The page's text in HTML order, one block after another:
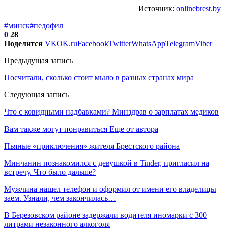
Источник: onlinebrest.by
#минск#педофил
0 28
Поделится VKOK.ruFacebookTwitterWhatsAppTelegramViber
Предыдущая запись
Посчитали, сколько стоит мыло в разных странах мира
Следующая запись
Что с ковидными надбавками? Минздрав о зарплатах медиков
Вам также могут понравиться Еще от автора
Пьяные «приключения» жителя Брестского района
Минчанин познакомился с девушкой в Tinder, пригласил на
встречу. Что было дальше?
Мужчина нашел телефон и оформил от имени его владелицы
заем. Узнали, чем закончилась…
В Березовском районе задержали водителя иномарки с 300
литрами незаконного алкоголя